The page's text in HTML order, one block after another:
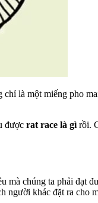
là một miếng pho
được rat race là gì rồi.
chúng ta phải đạt
người khác đặt ra cho